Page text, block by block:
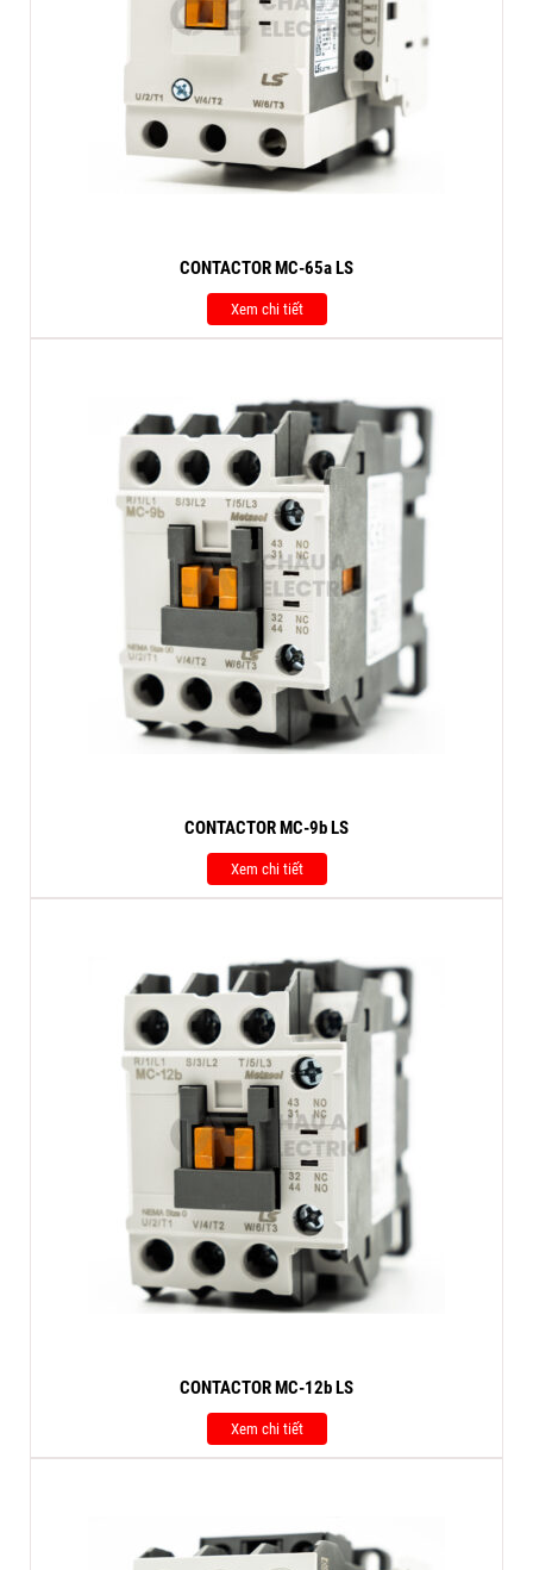
CONTACTOR MC-65a LS
Xem chi tiết
CONTACTOR MC-9b LS
Xem chi tiết
CONTACTOR MC-12b LS
Xem chi tiết